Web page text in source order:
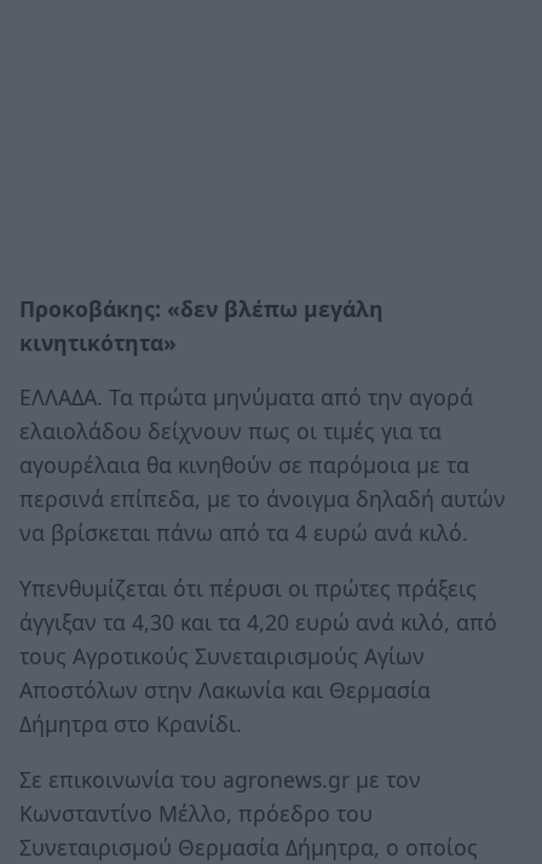
Προκοβάκης: «δεν βλέπω µεγάλη
κινητικότητα»
ΕΛΛΑΔΑ. Τα πρώτα μηνύματα από την αγορά
ελαιολάδου δείχνουν πως οι τιμές για τα
αγουρέλαια θα κινηθούν σε παρόμοια με τα
περσινά επίπεδα, με το άνοιγμα δηλαδή αυτών
να βρίσκεται πάνω από τα 4 ευρώ ανά κιλό.
Υπενθυμίζεται ότι πέρυσι οι πρώτες πράξεις
άγγιξαν τα 4,30 και τα 4,20 ευρώ ανά κιλό, από
τους Αγροτικούς Συνεταιρισμούς Αγίων
Αποστόλων στην Λακωνία και Θερμασία
Δήμητρα στο Κρανίδι.
Σε επικοινωνία του agronews.gr με τον
Κωνσταντίνο Μέλλο, πρόεδρο του
Συνεταιρισμού Θερμασία Δήμητρα, ο οποίος